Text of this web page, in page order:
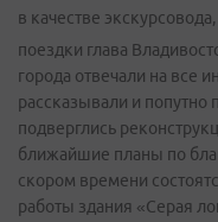
в качестве
поездки глава
города отвечали на все
рассказывали и
подверглись
ближайшие планы по
скором времени
работы здания «Серая